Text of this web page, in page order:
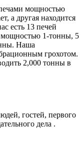
мощностью
а другая находится
есть 13 печей
мощностью 1-тонны, 5
Наша
грохотом.
2,000 тонны в
гостей, первого
дела .